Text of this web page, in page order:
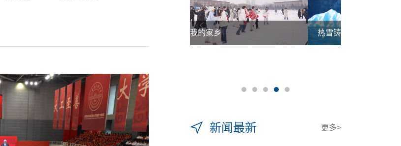
热雪铸舰向深蓝 青春共绘强国卷
新闻最新 更多>